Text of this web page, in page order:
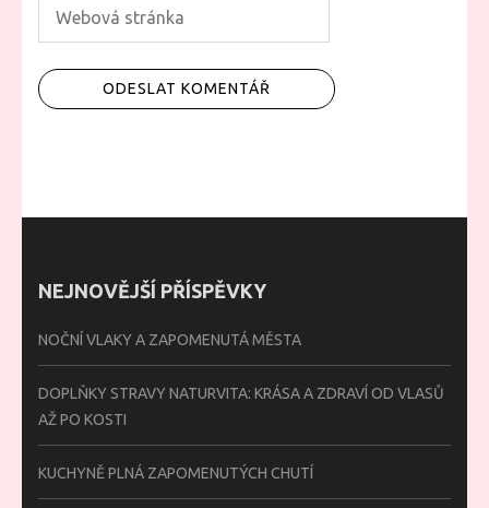
NEJNOVĚJŠÍ PŘÍSPĚVKY
NOČNÍ VLAKY A ZAPOMENUTÁ MĚSTA
DOPLŇKY STRAVY NATURVITA: KRÁSA A ZDRAVÍ OD VLASŮ
AŽ PO KOSTI
KUCHYNĚ PLNÁ ZAPOMENUTÝCH CHUTÍ